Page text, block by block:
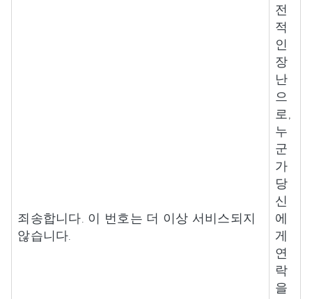
죄송합니다. 이 번호는 더 이상 서비스되지
않습니다.
전
적
인
장
난
으
로,
누
군
가
당
신
에
게
연
락
을